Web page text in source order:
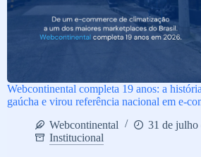
Webcontinental completa 19 anos: a
gaúcha e virou referência nacional em e-
Webcontinental
31 de julho
Institucional